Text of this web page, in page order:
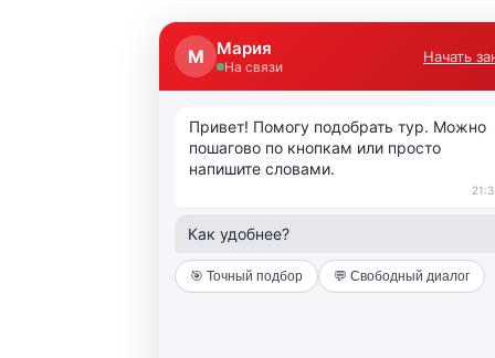
М Мария
На связи
Начать
Привет! Помогу подобрать тур. Можно
пошагово по кнопкам или просто
напишите словами.
Как удобнее?
🎯 Точный подбор 💬 Свободный диалог